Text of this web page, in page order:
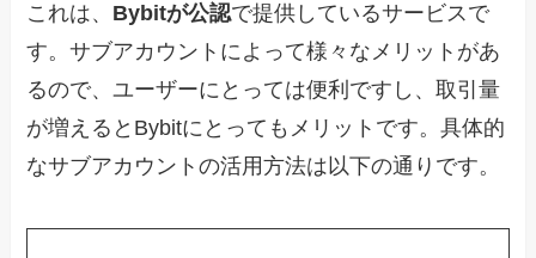
これは、 Bybitが公認で提供しているサービスで
す。サブアカウントによって様々なメリットがあ
るので、ユーザーにとっては便利ですし、取引量
が増えるとBybitにとってもメリットです。具体的
なサブアカウントの活用方法は以下の通りです。